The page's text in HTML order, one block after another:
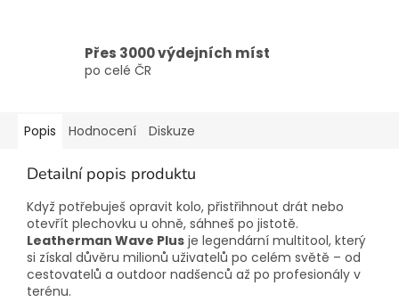
Přes 3000 výdejních míst
po celé ČR
Popis Hodnocení Diskuze
Detailní popis produktu
Když potřebuješ opravit kolo, přistřihnout drát nebo
otevřít plechovku u ohně, sáhneš po jistotě.
Leatherman Wave Plus je legendární multitool, který
si získal důvěru milionů uživatelů po celém světě – od
cestovatelů a outdoor nadšenců až po profesionály v
terénu.